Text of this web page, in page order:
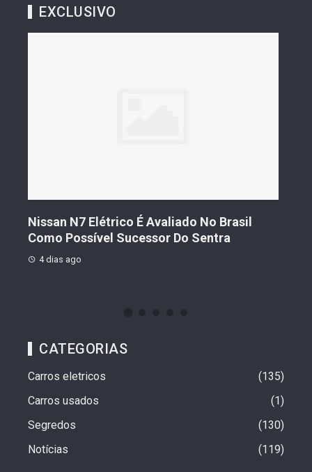
EXCLUSIVO
Nissan N7 Elétrico É Avaliado No Brasil
Como Possível Sucessor Do Sentra
4 dias ago
CATEGORIAS
Carros eletricos
135
Carros usados
1
Segredos
130
Notícias
119